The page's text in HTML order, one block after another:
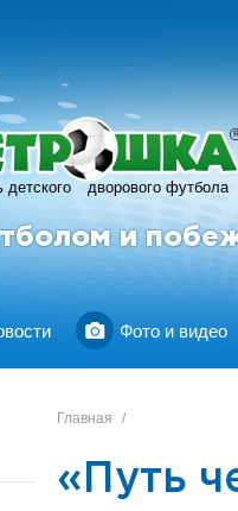
дворового футбола
R
и
Фото и видео
Главная /
«Путь